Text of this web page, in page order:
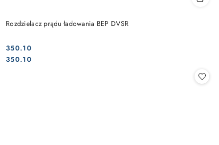
Rozdzielacz prądu ładowania BEP DVSR
Cena:
350.10
Cena:
350.10